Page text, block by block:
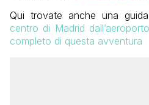
Qui trovate anche una
centro di Madrid
completo di questa avventura